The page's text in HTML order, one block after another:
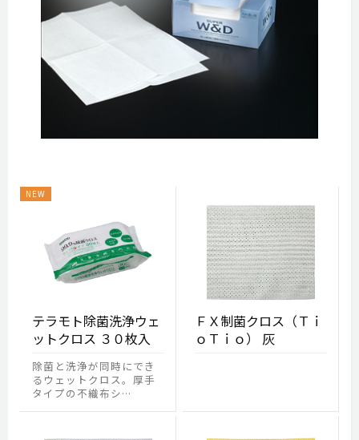
テラモト除菌洗浄ウェ
ットクロス ３０枚入
除菌と洗浄が同時にでき
るウェットクロス。厚手
タイプの不織布シ…
ＦＸ制菌クロス（Ｔｉ
ｏＴｉｏ） 灰